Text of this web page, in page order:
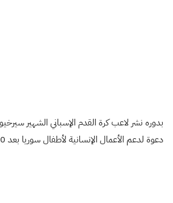
بدوره نشر لاعب كرة القدم الإسباني الشهير
دعوة لدعم الأعمال الإنسانية لأطفال سوريا بعد 10 سنوات من الحرب.